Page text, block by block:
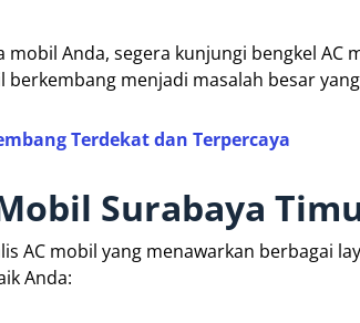
Anda, segera kunjungi bengkel
berkembang menjadi masalah besar
Terdekat dan Terpercaya
Surabaya
AC mobil yang menawarkan berbagai
Anda: